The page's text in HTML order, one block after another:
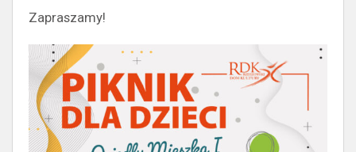
Zapraszamy!